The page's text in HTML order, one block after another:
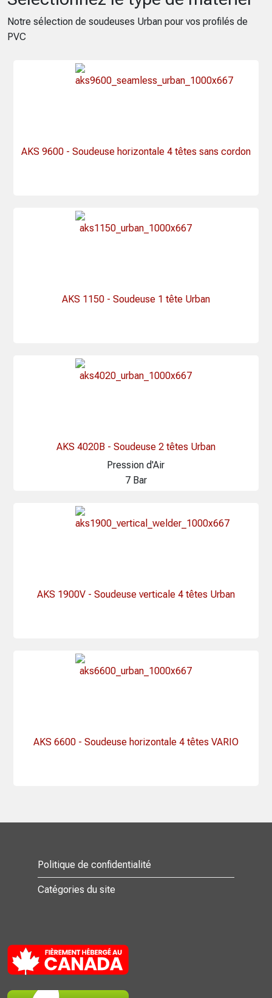
Notre sélection de soudeuses Urban pour vos profilés de
PVC
AKS 9600 - Soudeuse horizontale 4 têtes sans cordon
AKS 1150 - Soudeuse 1 tête Urban
AKS 4020B - Soudeuse 2 têtes Urban
Pression d'Air
7 Bar
AKS 1900V - Soudeuse verticale 4 têtes Urban
AKS 6600 - Soudeuse horizontale 4 têtes VARIO
Politique de confidentialité
Catégories du site